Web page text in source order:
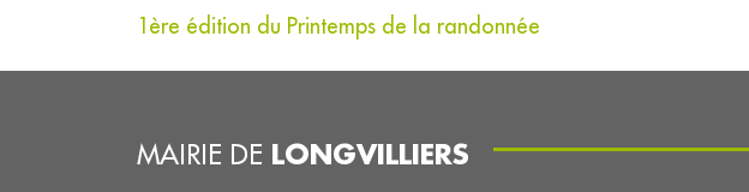
1ère édition du Printemps de la randonnée
MAIRIE DE LONGVILLIERS